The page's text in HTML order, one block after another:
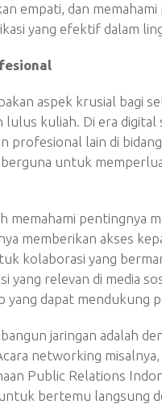
empati, dan
yang efektif dalam
aspek krusial bagi
kuliah. Di era digital
lain di
untuk
memahami pentingnya
memberikan akses
kolaborasi yang
relevan di media
yang dapat mendukung
jaringan adalah
networking
Public Relations
bertemu langsung